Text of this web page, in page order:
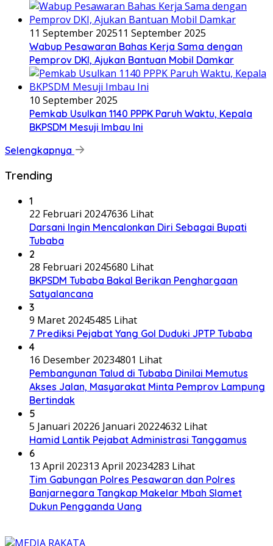
11 September 202511 September 2025
Wabup Pesawaran Bahas Kerja Sama dengan
Pemprov DKI, Ajukan Bantuan Mobil Damkar
10 September 2025
Pemkab Usulkan 1140 PPPK Paruh Waktu, Kepala
BKPSDM Mesuji Imbau Ini
Selengkapnya
Trending
1
22 Februari 20247636 Lihat
Darsani Ingin Mencalonkan Diri Sebagai Bupati
Tubaba
2
28 Februari 20245680 Lihat
BKPSDM Tubaba Bakal Berikan Penghargaan
Satyalancana
3
9 Maret 20245485 Lihat
7 Prediksi Pejabat Yang Gol Duduki JPTP Tubaba
4
16 Desember 20234801 Lihat
Pembangunan Talud di Tubaba Dinilai Memutus
Akses Jalan, Masyarakat Minta Pemprov Lampung
Bertindak
5
5 Januari 20226 Januari 20224632 Lihat
Hamid Lantik Pejabat Administrasi Tanggamus
6
13 April 202313 April 20234283 Lihat
Tim Gabungan Polres Pesawaran dan Polres
Banjarnegara Tangkap Makelar Mbah Slamet
Dukun Pengganda Uang